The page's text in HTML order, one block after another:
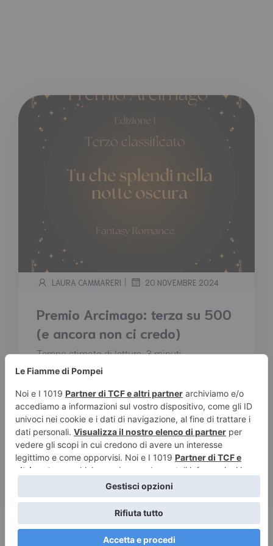
LAURA CAMMARERI | 20 NOVEMBRE 2024
Premio Arcimago: terza su 500
(e ancora non ci credo)
Tempo stimato di lettura:3 minuti
Il 16 novembre si è conclusa la prima edizione
un onorevole terzo posto su 500 partecipanti.
Non male, vero? O almeno, è quello che
continuo a ripetermi ogni volta che riaffiora il
ricordo di me che salivo sul palco con
l’eleganza di un drago zoppo...
Leggi tutto